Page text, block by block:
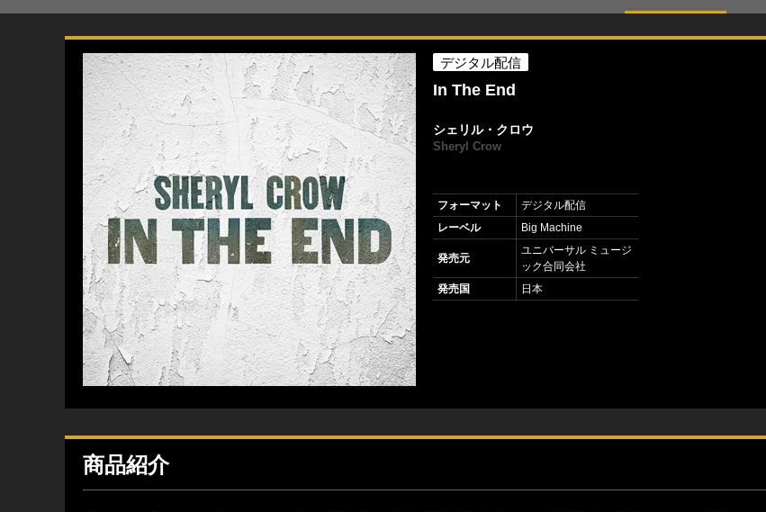
デジタル配信
In The End
シェリル・クロウ
Sheryl Crow
フォーマット
デジタル配信
レーベル
Big Machine
発売元
ユニバーサル ミュージ
ック合同会社
発売国
日本
商品紹介